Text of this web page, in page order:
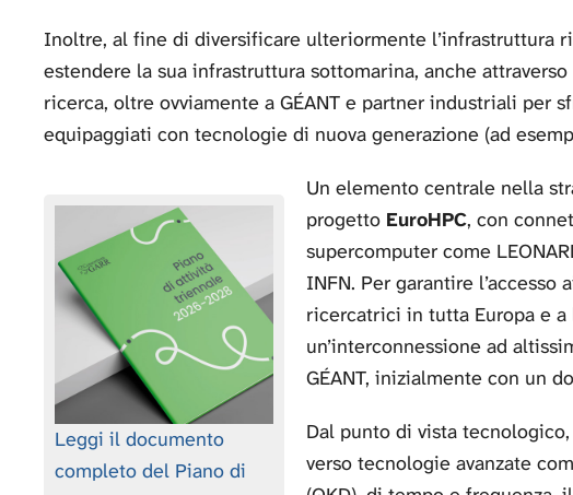
Inoltre, al fine di diversificare ulteriormente l’infrastruttura
estendere la sua infrastruttura sottomarina, anche
ricerca, oltre ovviamente a GÉANT e partner industriali per
equipaggiati con tecnologie di nuova generazione (ad
Leggi il documento
completo del Piano di
Un elemento centrale nella
progetto EuroHPC, con
supercomputer come
INFN. Per garantire
ricercatrici in tutta Europa e a
un’interconnessione ad
GÉANT, inizialmente con un
Dal punto di vista tecnologico,
verso tecnologie avanzate